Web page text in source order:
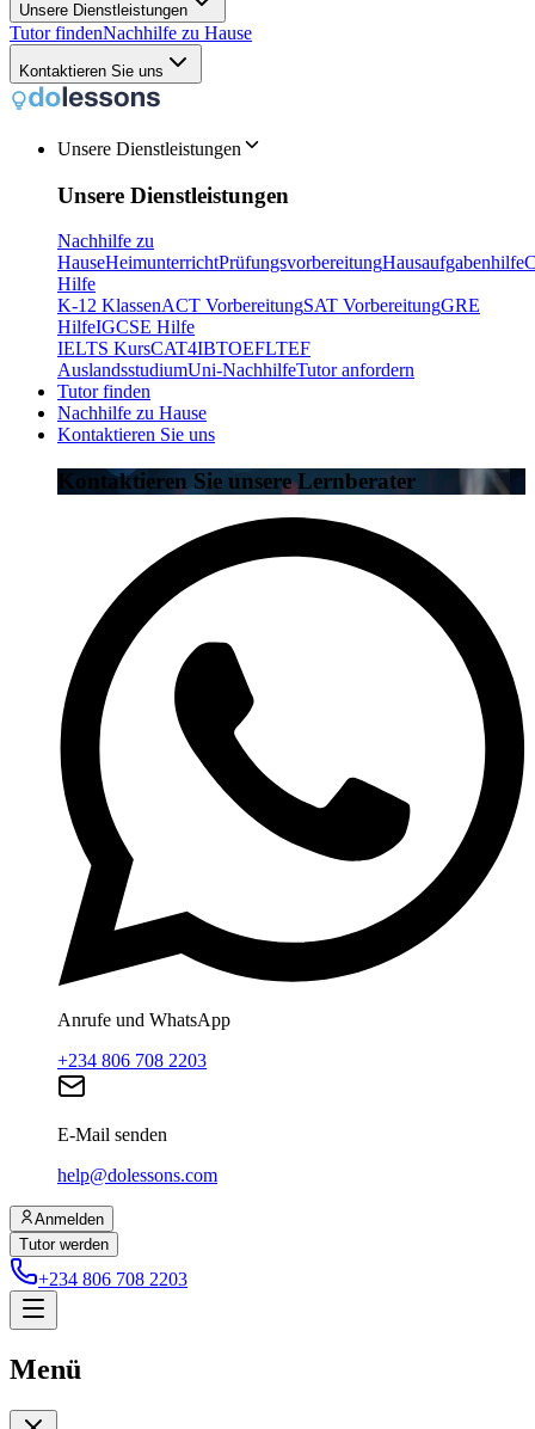
Unsere Dienstleistungen
Tutor findenNachhilfe zu Hause
Kontaktieren Sie uns
Unsere Dienstleistungen
Unsere Dienstleistungen
Nachhilfe zu
HauseHeimunterrichtPrüfungsvorbereitungHausaufgabenhilfe
Hilfe
K-12 KlassenACT VorbereitungSAT VorbereitungGRE
HilfeIGCSE Hilfe
IELTS KursCAT4IBTOEFLTEF
AuslandsstudiumUni-NachhilfeTutor anfordern
Tutor finden
Nachhilfe zu Hause
Kontaktieren Sie uns
Kontaktieren Sie unsere Lernberater
Anrufe und WhatsApp
+234 806 708 2203
E-Mail senden
help@dolessons.com
Anmelden
Tutor werden
+234 806 708 2203
Menü